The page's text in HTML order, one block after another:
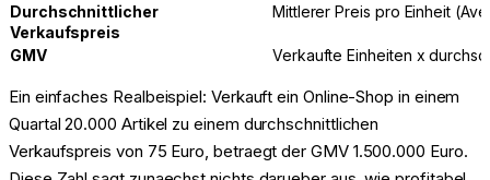
Durchschnittlicher
Verkaufspreis
Mittlerer Preis pro Einheit
GMV Verkaufte Einheiten x
Ein einfaches Realbeispiel: Verkauft ein Online-Shop in einem
Quartal 20.000 Artikel zu einem durchschnittlichen
Verkaufspreis von 75 Euro, betraegt der GMV 1.500.000 Euro.